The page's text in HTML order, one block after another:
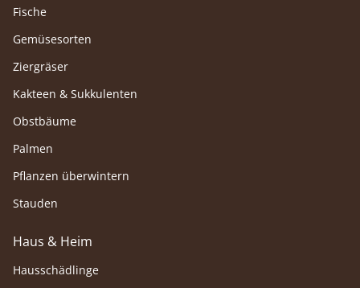
Fische
Gemüsesorten
Ziergräser
Kakteen & Sukkulenten
Obstbäume
Palmen
Pflanzen überwintern
Stauden
Haus & Heim
Hausschädlinge